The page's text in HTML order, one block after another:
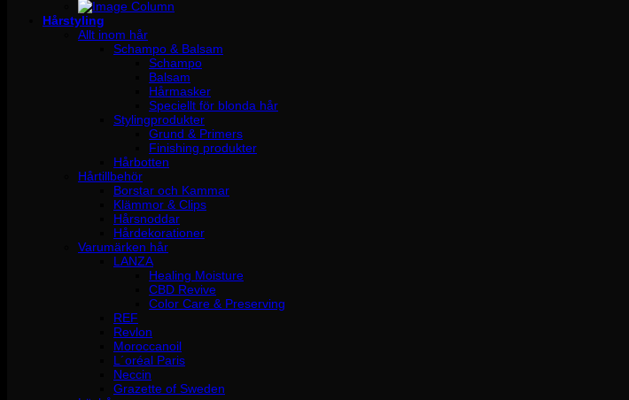
Hårstyling
Allt inom hår
Schampo & Balsam
Schampo
Balsam
Hårmasker
Speciellt för blonda hår
Stylingprodukter
Grund & Primers
Finishing produkter
Hårbotten
Hårtillbehör
Borstar och Kammar
Klämmor & Clips
Hårsnoddar
Hårdekorationer
Varumärken hår
LANZA
Healing Moisture
CBD Revive
Color Care & Preserving
REF
Revlon
Moroccanoil
L´oréal Paris
Neccin
Grazette of Sweden